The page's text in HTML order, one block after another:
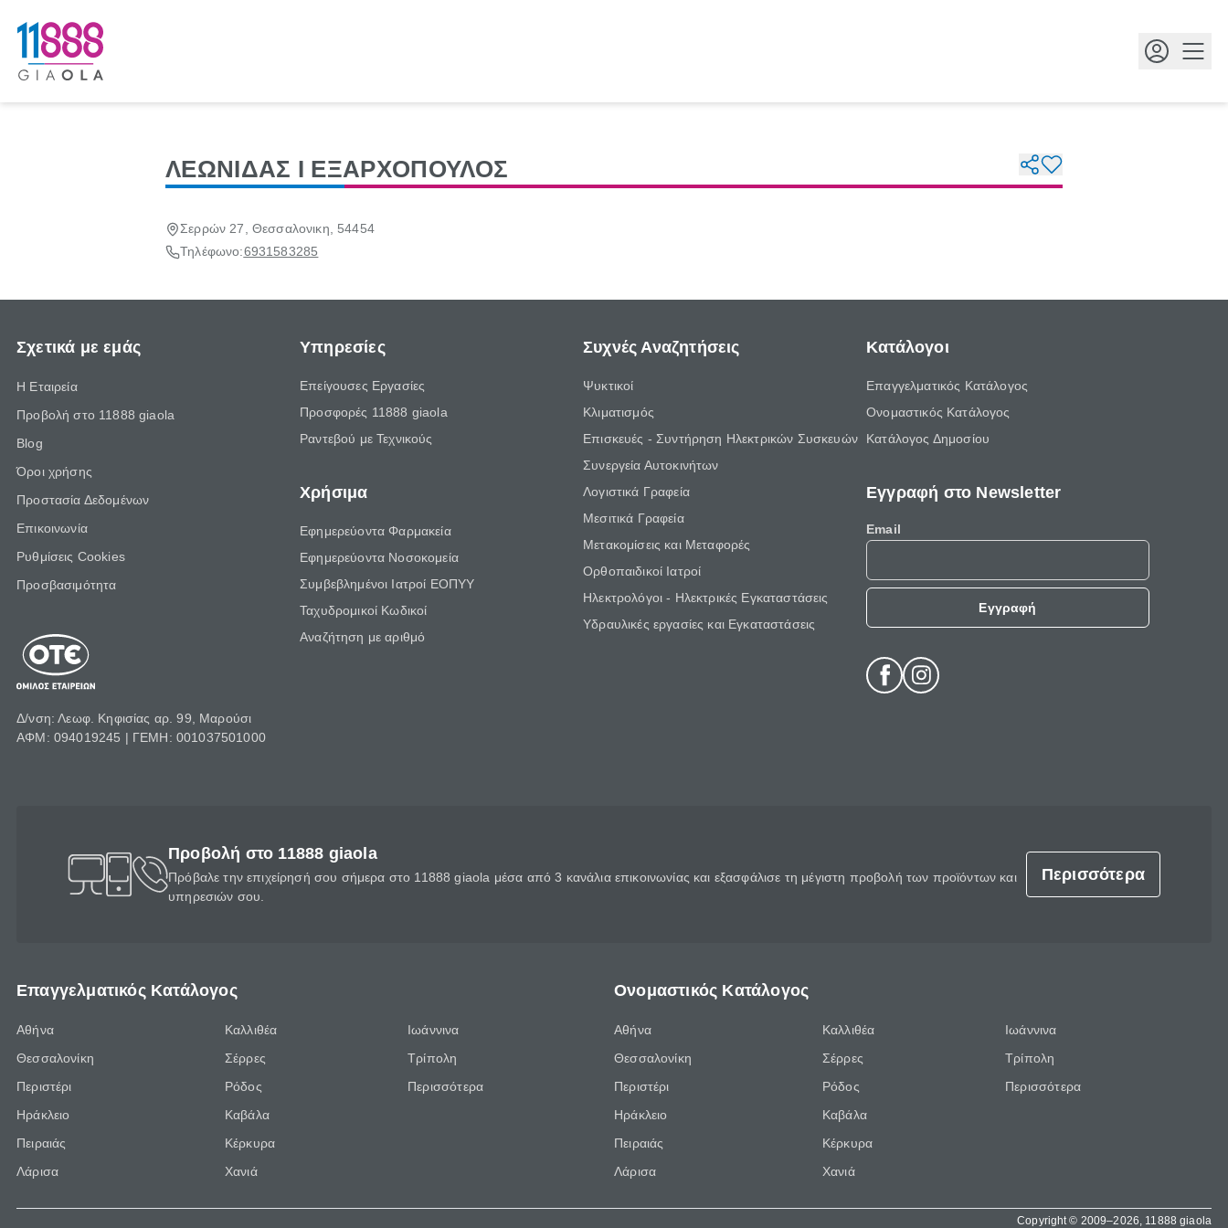
ΛΕΩΝΙΔΑΣ Ι ΕΞΑΡΧΟΠΟΥΛΟΣ
Σερρών 27, Θεσσαλονικη, 54454
Τηλέφωνο:6931583285
Σχετικά με εμάς
Η Εταιρεία
Προβολή στο 11888 giaola
Blog
Όροι χρήσης
Προστασία Δεδομένων
Επικοινωνία
Ρυθμίσεις Cookies
Προσβασιμότητα
Δ/νση: Λεωφ. Κηφισίας αρ. 99, Μαρούσι
ΑΦΜ: 094019245 | ΓΕΜΗ: 001037501000
Υπηρεσίες
Επείγουσες Εργασίες
Προσφορές 11888 giaola
Ραντεβού με Τεχνικούς
Χρήσιμα
Εφημερεύοντα Φαρμακεία
Εφημερεύοντα Νοσοκομεία
Συμβεβλημένοι Ιατροί ΕΟΠΥΥ
Ταχυδρομικοί Κωδικοί
Αναζήτηση με αριθμό
Συχνές Αναζητήσεις
Ψυκτικοί
Κλιματισμός
Επισκευές - Συντήρηση Ηλεκτρικών Συσκευών
Συνεργεία Αυτοκινήτων
Λογιστικά Γραφεία
Μεσιτικά Γραφεία
Μετακομίσεις και Μεταφορές
Ορθοπαιδικοί Ιατροί
Ηλεκτρολόγοι - Ηλεκτρικές Εγκαταστάσεις
Υδραυλικές εργασίες και Εγκαταστάσεις
Κατάλογοι
Επαγγελματικός Κατάλογος
Ονομαστικός Κατάλογος
Κατάλογος Δημοσίου
Εγγραφή στο Newsletter
Email
Εγγραφή
Προβολή στο 11888 giaola
Πρόβαλε την επιχείρησή σου σήμερα στο 11888 giaola μέσα από 3 κανάλια επικοινωνίας και εξασφάλισε τη μέγιστη προβολή των προϊόντων και
υπηρεσιών σου.
Περισσότερα
Επαγγελματικός Κατάλογος
Αθήνα
Θεσσαλονίκη
Περιστέρι
Ηράκλειο
Πειραιάς
Λάρισα
Καλλιθέα
Σέρρες
Ρόδος
Καβάλα
Κέρκυρα
Χανιά
Ιωάννινα
Τρίπολη
Περισσότερα
Ονομαστικός Κατάλογος
Αθήνα
Θεσσαλονίκη
Περιστέρι
Ηράκλειο
Πειραιάς
Λάρισα
Καλλιθέα
Σέρρες
Ρόδος
Καβάλα
Κέρκυρα
Χανιά
Ιωάννινα
Τρίπολη
Περισσότερα
Copyright © 2009–2026, 11888 giaola